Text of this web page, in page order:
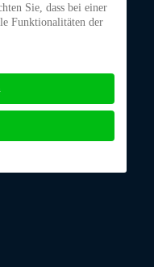
Sie, dass bei einer
Funktionalitäten der